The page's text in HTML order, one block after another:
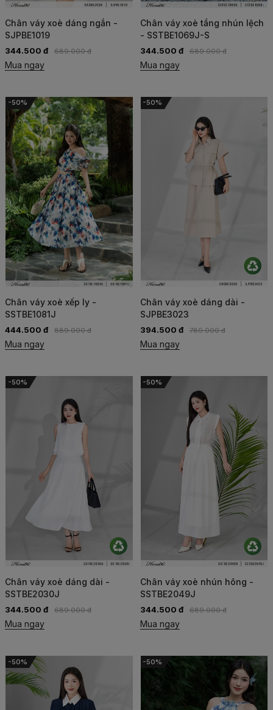
Chân váy xoè dáng ngắn -
SJPBE1019
344.500 đ 689.000 đ
Mua ngay
Chân váy xoè tầng nhún lệch
- SSTBE1069J-S
344.500 đ 689.000 đ
Mua ngay
-50%
Chân váy xoè xếp ly -
SSTBE1081J
444.500 đ 889.000 đ
Mua ngay
-50%
Chân váy xoè dáng dài -
SJPBE3023
394.500 đ 789.000 đ
Mua ngay
-50%
Chân váy xoè dáng dài -
SSTBE2030J
344.500 đ 689.000 đ
Mua ngay
-50%
Chân váy xoè nhún hông -
SSTBE2049J
344.500 đ 689.000 đ
Mua ngay
-50% -50%